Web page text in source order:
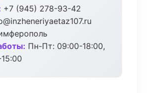
+7 (945) 278-93-42
Пн-Пт: 09:00-18:00,